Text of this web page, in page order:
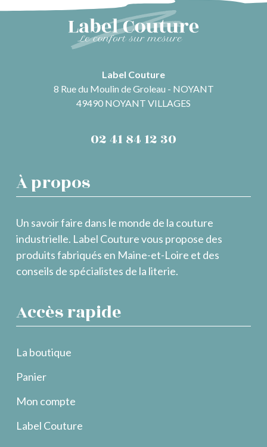
Label Couture
8 Rue du Moulin de Groleau - NOYANT
49490 NOYANT VILLAGES
02 41 84 12 30
À propos
Un savoir faire dans le monde de la couture
industrielle. Label Couture vous propose des
produits fabriqués en Maine-et-Loire et des
conseils de spécialistes de la literie.
Accès rapide
La boutique
Panier
Mon compte
Label Couture